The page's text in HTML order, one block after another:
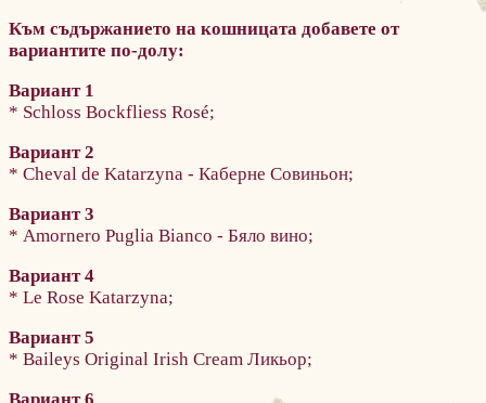
Към съдържанието на кошницата добавете от
вариантите по-долу:
Вариант 1
* Schloss Bockfliess Rosé;
Вариант 2
* Cheval de Katarzyna - Каберне Совиньон;
Вариант 3
* Amornero Puglia Bianco - Бяло вино;
Вариант 4
* Le Rose Katarzyna;
Вариант 5
* Baileys Original Irish Cream Ликьор;
Вариант 6